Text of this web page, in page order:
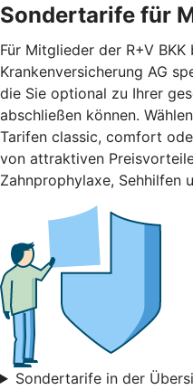
Sondertarife für
Für Mitglieder der R+V
Krankenversicherung AG
die Sie optional zu Ihrer
abschließen können.
Tarifen classic, comfort
von attraktiven
Zahnprophylaxe, Sehhilfen
Sondertarife in der